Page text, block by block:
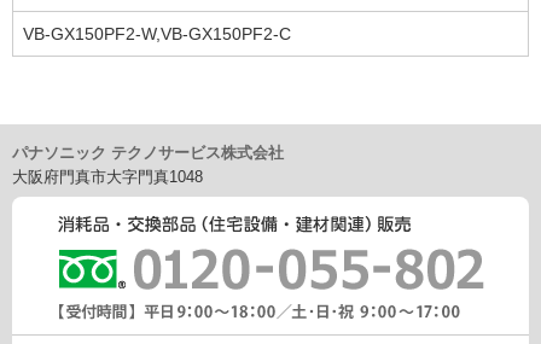
VB-GX150PF2-W,VB-GX150PF2-C
パナソニック テクノサービス株式会社
大阪府門真市大字門真1048